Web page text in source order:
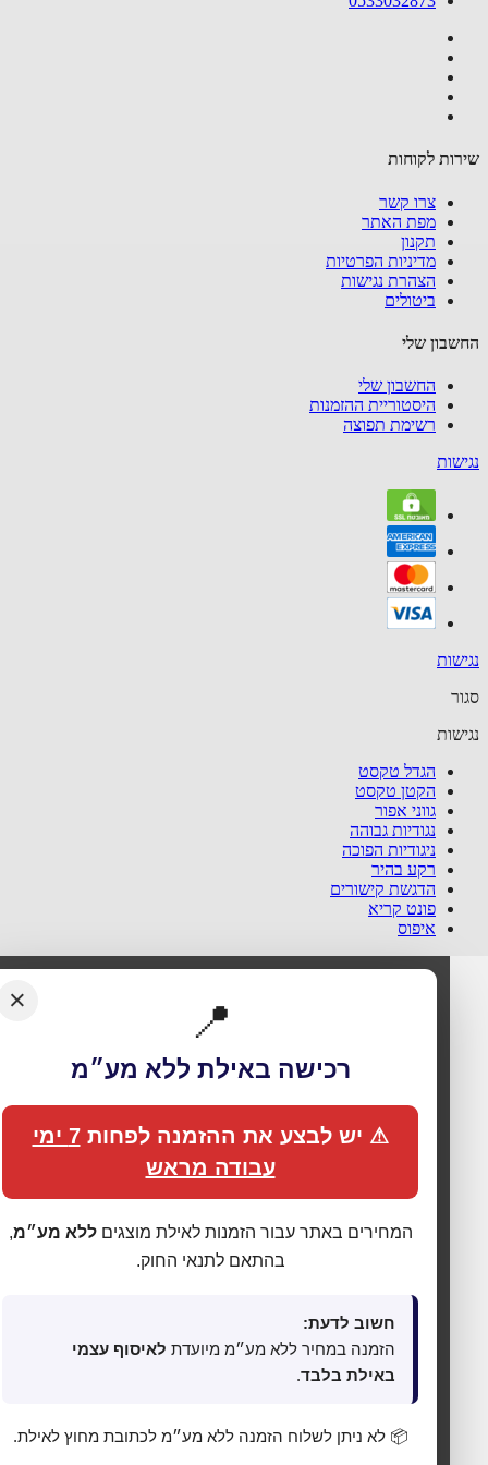
🍪 אנחנו משתמשים בעוגיות כדי לשפר את החוויה
התאמת תכנים ופרסום ממוקד. בלחיצה על
מסכים לכל הקטגוריות כמפורט ב מדיניות הפרטיות . באפשרותך
לשנות העדפות בכל עת דרך
לקוחות
צרו קשר
מפת האתר
תקנון
מדיניות הפרטיות
הצהרת נגישות
ביטולים
שלי
החשבון שלי
היסטוריית ההזמנות
רשימת תפוצה
הגדל טקסט
הקטן טקסט
גווני אפור
נגודיות גבוהה
ניגודיות הפוכה
רקע בהיר
הדגשת קישורים
פונט קריא
איפוס
📍
רכישה באילת ללא מע״מ
⚠ יש לבצע את ההזמנה לפחות 7 ימי
עבודה מראש
המחירים באתר עבור הזמנות לאילת מוצגיםללא מע״מ,
בהתאם לתנאי החוק.
חשוב לדעת:
הזמנה במחיר ללא מע״מ מיועדתלאיסוף עצמי
באילת בלבד.
📦 לא ניתן לשלוח הזמנה ללא מע״מ לכתובת מחוץ לאילת.